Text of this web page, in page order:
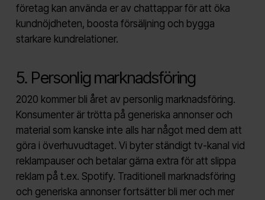
företag kan använda er av chattappar för att öka
kundnöjdheten, boosta försäljning och bygga
starkare kundrelationer.
5. Personlig marknadsföring
2020 kommer bli året av personlig marknadsföring.
Konsumenter är trötta på generiska annonser och
material som kanske inte alls har något med dem att
göra i överhuvudtaget. Vi byter ständigt tv-kanal vid
reklampauser och betalar gärna extra för att slippa
reklam på t.ex. Spotify. Traditionell marknadsföring
och generiska annonser fortsätter bli mer och mer